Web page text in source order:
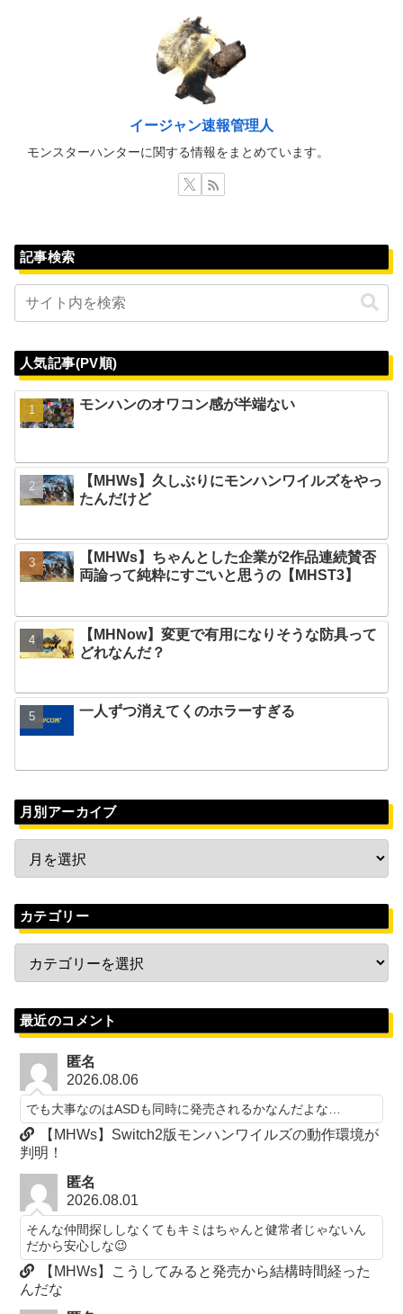
イージャン速報管理人
モンスターハンターに関する情報をまとめています。
記事検索
人気記事(PV順)
モンハンのオワコン感が半端ない
【MHWs】久しぶりにモンハンワイルズをやっ
たんだけど
【MHWs】ちゃんとした企業が2作品連続賛否
両論って純粋にすごいと思うの【MHST3】
【MHNow】変更で有用になりそうな防具って
どれなんだ？
一人ずつ消えてくのホラーすぎる
月別アーカイブ
カテゴリー
最近のコメント
匿名
2026.08.06
でも大事なのはASDも同時に発売されるかなんだよな…
【MHWs】Switch2版モンハンワイルズの動作環境が
判明！
匿名
2026.08.01
そんな仲間探ししなくてもキミはちゃんと健常者じゃないん
だから安心しな😉
【MHWs】こうしてみると発売から結構時間経った
んだな